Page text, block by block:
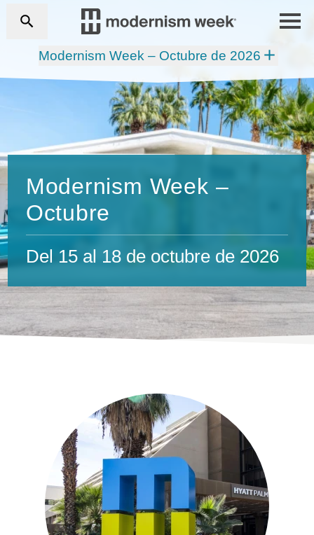
Modernism Week – Octubre de 2026
Modernism Week –
Octubre
Del 15 al 18 de octubre de 2026